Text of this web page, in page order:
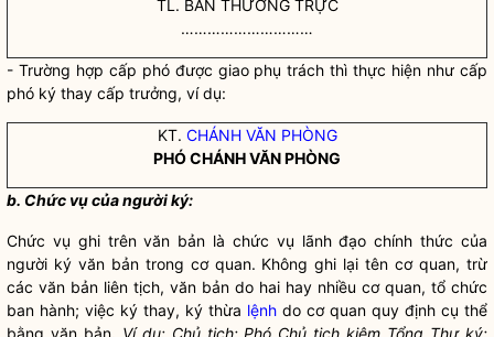
TL. BAN THƯỜNG TRỰC
…………………………
- Trường hợp cấp phó được giao phụ trách thì thực hiện như cấp
phó ký thay cấp trưởng, ví dụ:
KT. CHÁNH VĂN PHÒNG
PHÓCHÁNH VĂN PHÒNG
b. Chức vụ của người ký:
Chức vụ ghi trên văn bản là chức vụ lãnh đạo chính thức của
người ký văn bản trong cơ quan. Không ghi lại tên cơ quan, trừ
các văn bản liên tịch, văn bản do hai hay nhiều cơ quan, tổ chức
ban hành; việc ký thay, ký thừa lệnh do cơ quan quy định cụ thể
bằng văn bản. Ví dụ: Chủ tịch; Phó Chủ tịch kiêm Tổng Thư ký;